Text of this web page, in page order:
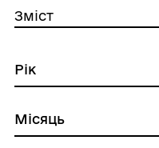
Зміст